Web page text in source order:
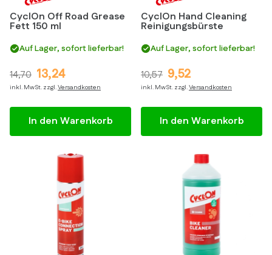
CyclOn Off Road Grease
Fett 150 ml
Auf Lager, sofort lieferbar!
13,24
14,70
inkl. MwSt. zzgl.Versandkosten
In den Warenkorb
CyclOn Hand Cleaning
Reinigungsbürste
Auf Lager, sofort lieferbar!
9,52
10,57
inkl. MwSt. zzgl.Versandkosten
In den Warenkorb